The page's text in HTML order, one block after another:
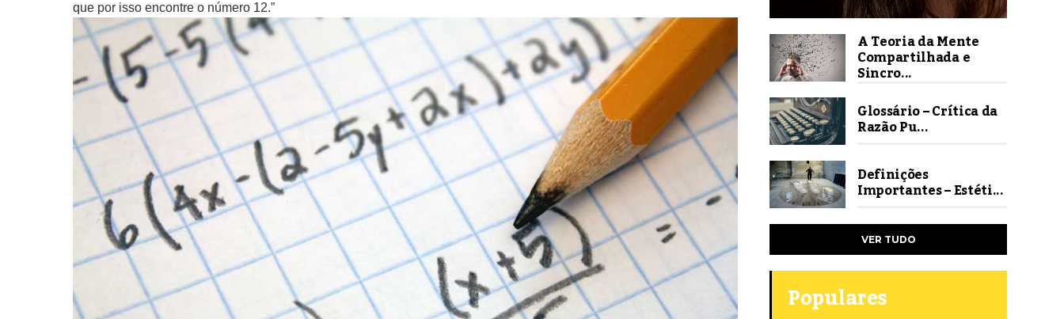
que por isso encontre o número 12.”
A Teoria da Mente
Compartilhada e
Sincro...
Glossário – Crítica da
Razão Pu...
Definições
Importantes – Estéti...
VER TUDO
Populares